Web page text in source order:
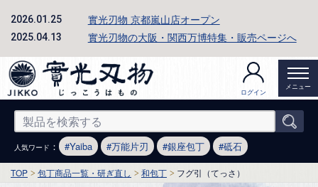
2026.01.25 實光刃物 京都嵐山店オープン
2025.04.13 實光刃物の大阪・関西万博特集・販売ページへ
ログイン
メニュー
人気ワード ： Yaiba 万能片刃 銀座包丁 砥石
TOP 包丁商品一覧・研ぎ直し 和包丁 フグ引（てっさ）